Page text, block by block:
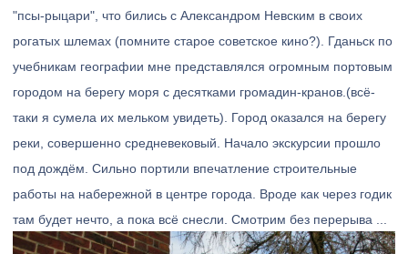
"псы-рыцари", что бились с Александром Невским в своих
рогатых шлемах (помните старое советское кино?). Гданьск по
учебникам географии мне представлялся огромным портовым
городом на берегу моря с десятками громадин-кранов.(всё-
таки я сумела их мельком увидеть). Город оказался на берегу
реки, совершенно средневековый. Начало экскурсии прошло
под дождём. Сильно портили впечатление строительные
работы на набережной в центре города. Вроде как через годик
там будет нечто, а пока всё снесли. Смотрим без перерыва ...